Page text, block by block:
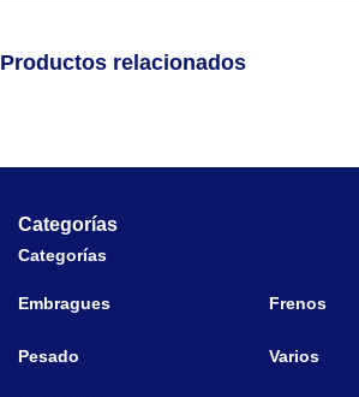
Productos relacionados
Categorías
Categorías
Embragues Frenos
Pesado Varios